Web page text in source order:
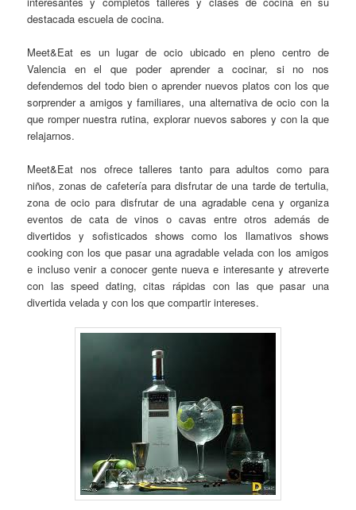
destacada escuela de cocina.
Meet&Eat es un lugar de ocio ubicado en pleno centro de
Valencia en el que poder aprender a cocinar, si no nos
defendemos del todo bien o aprender nuevos platos con los que
sorprender a amigos y familiares, una alternativa de ocio con la
que romper nuestra rutina, explorar nuevos sabores y con la que
relajarnos.
Meet&Eat nos ofrece talleres tanto para adultos como para
niños, zonas de cafetería para disfrutar de una tarde de tertulia,
zona de ocio para disfrutar de una agradable cena y organiza
eventos de cata de vinos o cavas entre otros además de
divertidos y sofisticados shows como los llamativos shows
cooking con los que pasar una agradable velada con los amigos
e incluso venir a conocer gente nueva e interesante y atreverte
con las speed dating, citas rápidas con las que pasar una
divertida velada y con los que compartir intereses.